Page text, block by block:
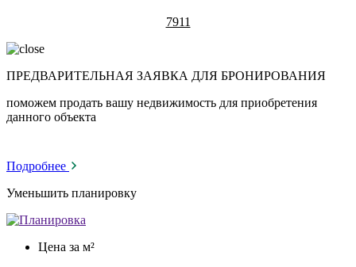
7911
ПРЕДВАРИТЕЛЬНАЯ ЗАЯВКА ДЛЯ БРОНИРОВАНИЯ
поможем продать вашу недвижимость для приобретения
данного объекта
Подробнее
Уменьшить планировку
Цена за м²